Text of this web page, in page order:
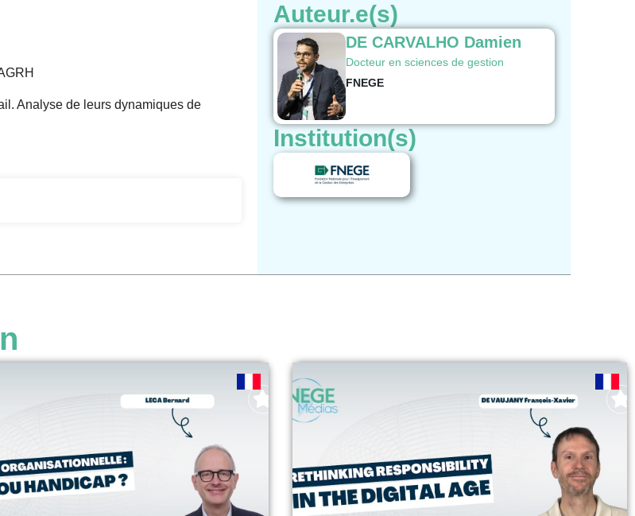
Analyse de leurs dynamiques de
Auteur.e(s)
DE CARVALHO Damien
Docteur en sciences de gestion
FNEGE
Institution(s)